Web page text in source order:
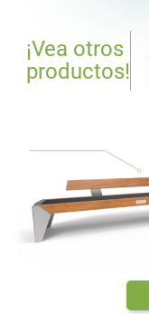
¡Vea otros
productos!